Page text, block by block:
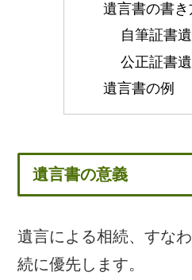
遺言書の書き
自筆証書
公正証書
遺言書の例
遺言書の意義
遺言による相続、すな
続に優先します。